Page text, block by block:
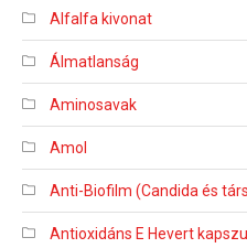
Alfalfa kivonat
Álmatlanság
Aminosavak
Amol
Anti-Biofilm (Candida és
Antioxidáns E Hevert